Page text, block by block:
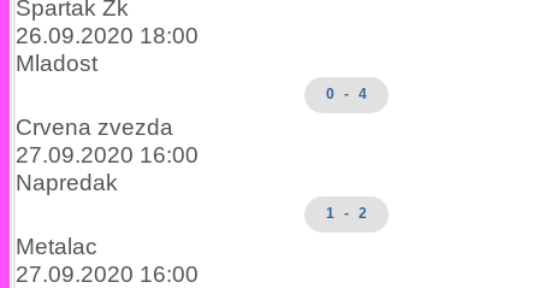
Spartak Žk
26.09.2020 18:00
Mladost
0 - 4
Crvena zvezda
27.09.2020 16:00
Napredak
1 - 2
Metalac
27.09.2020 16:00